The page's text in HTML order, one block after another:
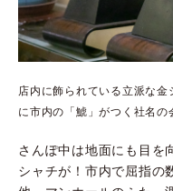
店内に飾られている立派な
に市内の「鯱」がつく社名の
さんぽ中は地面にも目を
シャチが！市内で屈指の